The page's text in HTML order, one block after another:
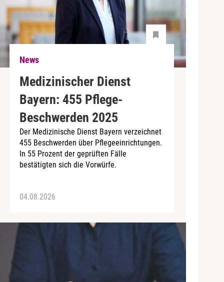
News
Medizinischer Dienst
Bayern: 455 Pflege-
Beschwerden 2025
Der Medizinische Dienst Bayern verzeichnet
455 Beschwerden über Pflegeeinrichtungen.
In 55 Prozent der geprüften Fälle
bestätigten sich die Vorwürfe.
04.08.2026